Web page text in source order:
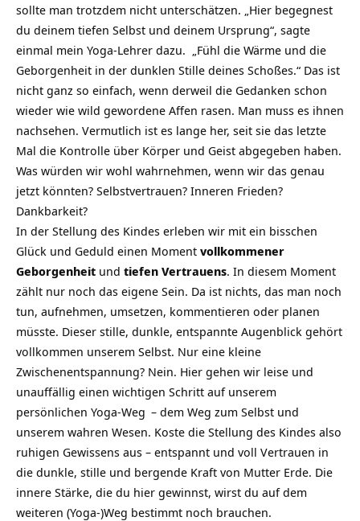
sollte man trotzdem nicht unterschätzen. „Hier begegnest
du deinem tiefen Selbst und deinem Ursprung“, sagte
einmal mein Yoga-Lehrer dazu. „Fühl die Wärme und die
Geborgenheit in der dunklen Stille deines Schoßes.“ Das ist
nicht ganz so einfach, wenn derweil die Gedanken schon
wieder wie wild gewordene Affen rasen. Man muss es ihnen
nachsehen. Vermutlich ist es lange her, seit sie das letzte
Mal die Kontrolle über Körper und Geist abgegeben haben.
Was würden wir wohl wahrnehmen, wenn wir das genau
jetzt könnten? Selbstvertrauen? Inneren Frieden?
Dankbarkeit?
In der Stellung des Kindes erleben wir mit ein bisschen
Glück und Geduld einen Moment vollkommener
Geborgenheit und tiefen Vertrauens. In diesem Moment
zählt nur noch das eigene Sein. Da ist nichts, das man noch
tun, aufnehmen, umsetzen, kommentieren oder planen
müsste. Dieser stille, dunkle, entspannte Augenblick gehört
vollkommen unserem Selbst. Nur eine kleine
Zwischenentspannung? Nein. Hier gehen wir leise und
unauffällig einen wichtigen Schritt auf unserem
persönlichen Yoga-Weg – dem Weg zum Selbst und
unserem wahren Wesen. Koste die Stellung des Kindes also
ruhigen Gewissens aus – entspannt und voll Vertrauen in
die dunkle, stille und bergende Kraft von Mutter Erde. Die
innere Stärke, die du hier gewinnst, wirst du auf dem
weiteren (Yoga-)Weg bestimmt noch brauchen.